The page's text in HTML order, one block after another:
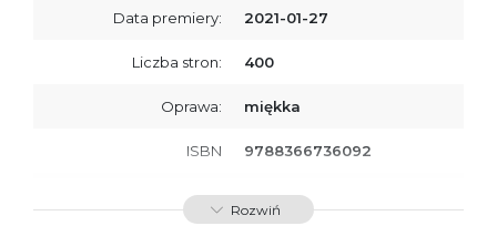
Data premiery: 2021-01-27
Liczba stron: 400
Oprawa: miękka
ISBN 9788366736092
SKU: K734447
Rozwiń